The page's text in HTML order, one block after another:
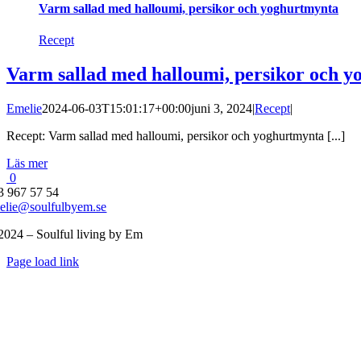
Varm sallad med halloumi, persikor och yoghurtmynta
Recept
Varm sallad med halloumi, persikor och
Emelie2024-06-03T15:01:17+00:00juni 3, 2024|Recept|
Recept: Varm sallad med halloumi, persikor och yoghurtmynta [...]
Läs mer
0
967 57 54
– Soulful living by Em
Byt
Page load link